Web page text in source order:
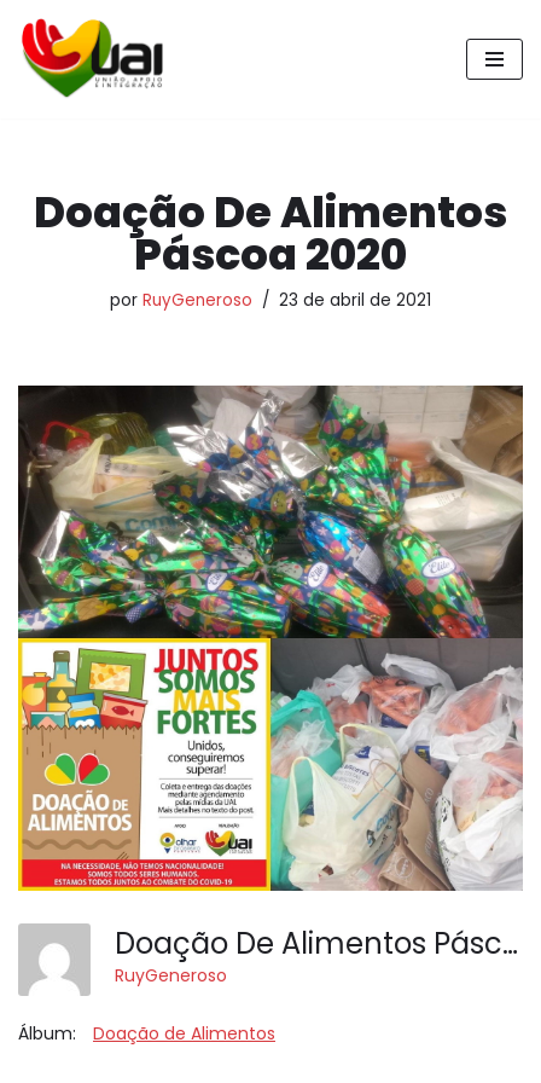
Pular
para
Doação De Alimentos
Páscoa 2020
por RuyGeneroso 23 de abril de 2021
Doação De Alimentos Páscoa 2020
RuyGeneroso
Álbum: Doação de Alimentos